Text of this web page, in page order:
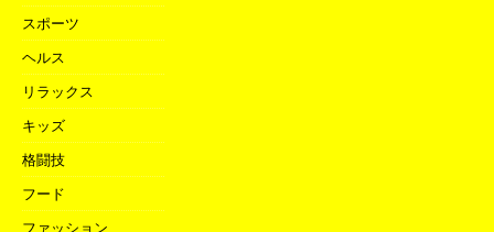
スポーツ
ヘルス
リラックス
キッズ
格闘技
フード
ファッション